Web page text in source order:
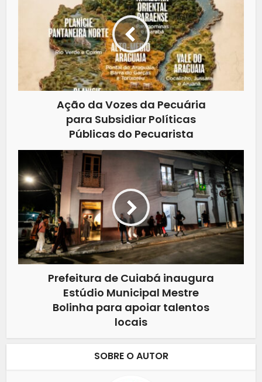
Ação da Vozes da Pecuária
para Subsidiar Políticas
Públicas do Pecuarista
Prefeitura de Cuiabá inaugura
Estúdio Municipal Mestre
Bolinha para apoiar talentos
locais
SOBRE O AUTOR